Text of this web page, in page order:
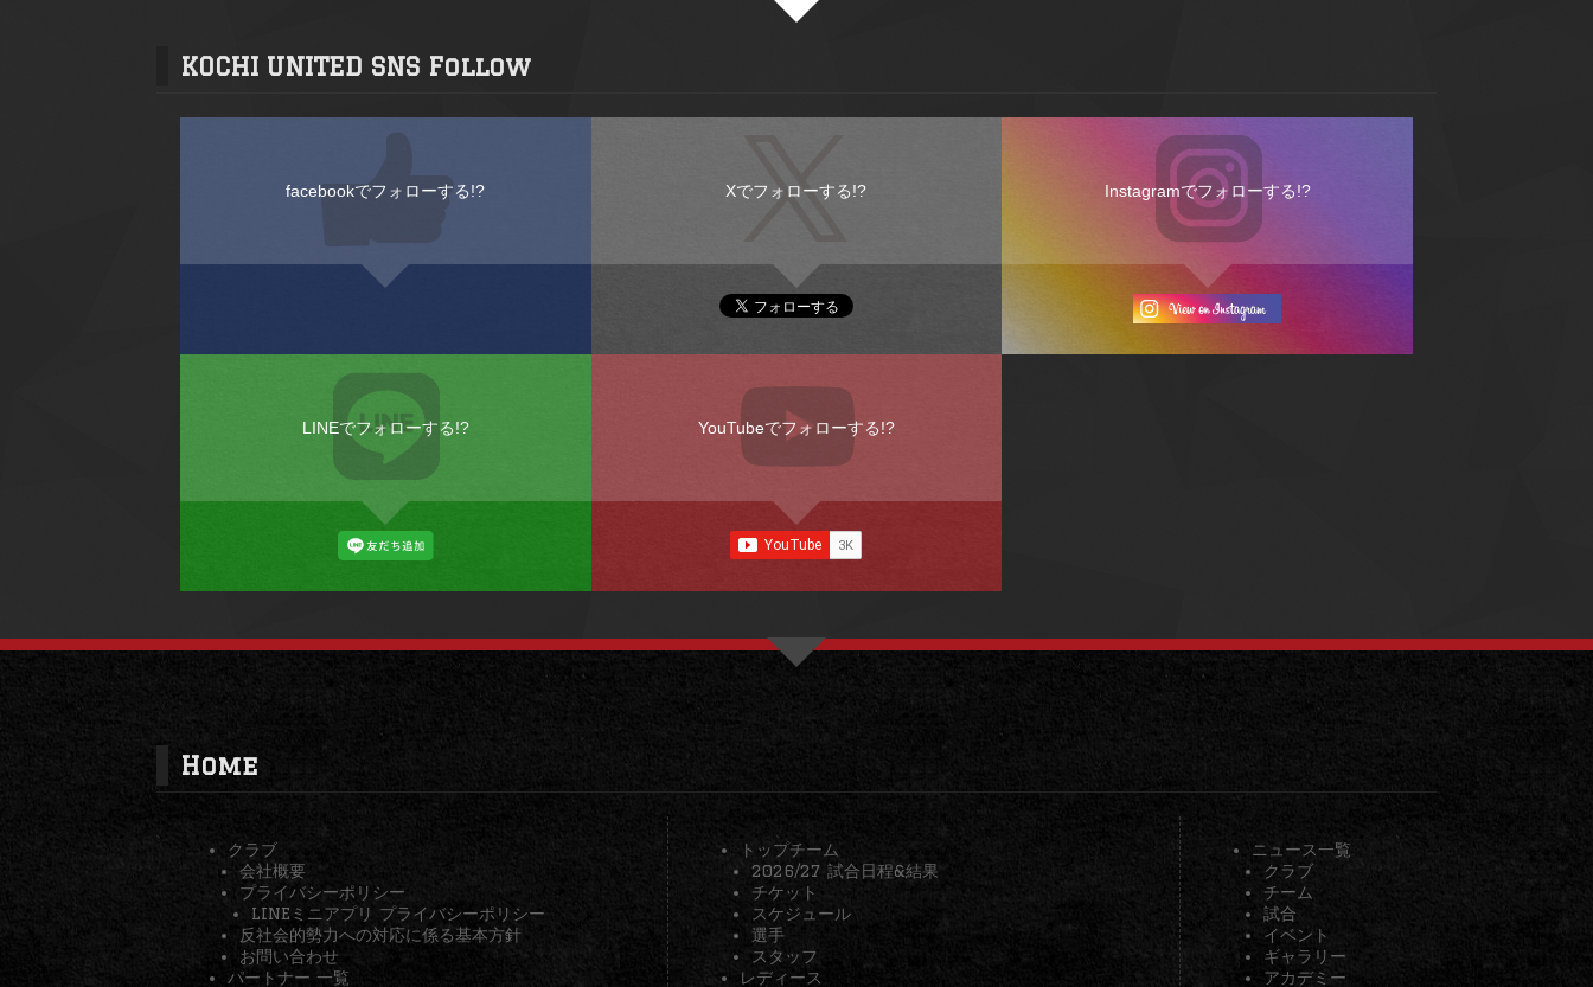
KOCHI UNITED SNS Follow
facebookでフォローする!? Xでフォローする!? Instagramでフォローする!?
LINEでフォローする!? YouTubeでフォローする!?
Home
クラブ
会社概要
プライバシーポリシー
LINEミニアプリ プライバシーポリシー
反社会的勢力への対応に係る基本方針
お問い合わせ
パートナー 一覧
トップチーム
2026/27 試合日程&結果
チケット
スケジュール
選手
スタッフ
レディース
ニュース一覧
クラブ
チーム
試合
イベント
ギャラリー
アカデミー